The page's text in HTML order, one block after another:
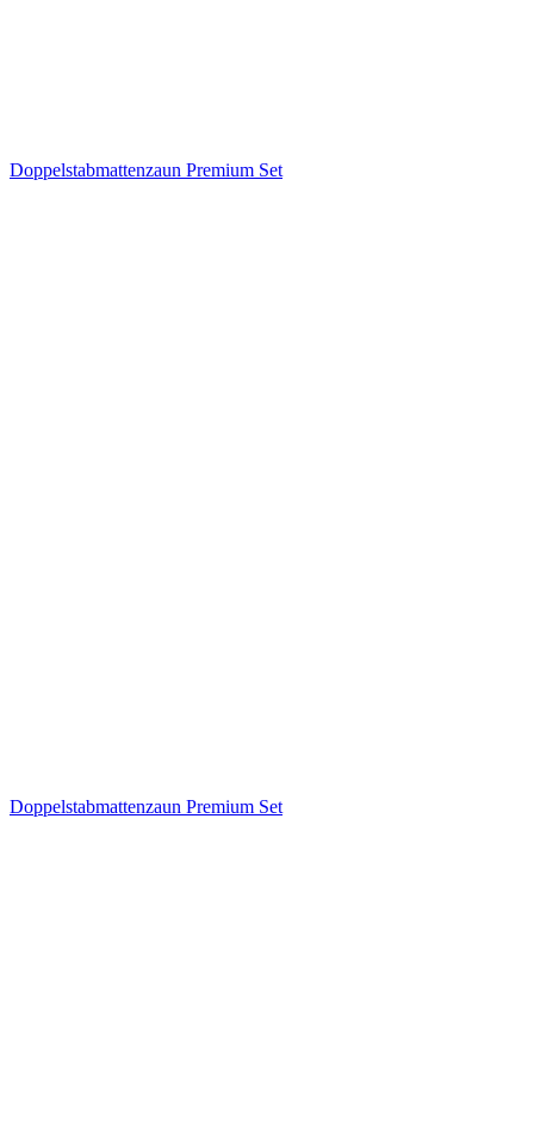
Doppelstabmattenzaun Premium Set
Doppelstabmattenzaun Premium Set